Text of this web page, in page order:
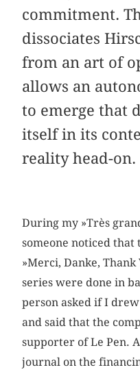
commitment.
dissociates
from an art of
allows an
to emerge that
itself in its
reality head-on.
During my »Très
someone noticed that
»Merci, Danke, Thank
series were done in
person asked if I
and said that the
supporter of Le Pen.
journal on the